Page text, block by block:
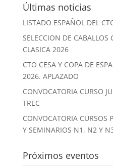
Últimas noticias
LISTADO ESPAÑOL DEL
SELECCION DE
CLASICA 2026
CTO CESA Y COPA DE
2026. APLAZADO
CONVOCATORIA CURSO
TREC
CONVOCATORIA CURSOS
Y SEMINARIOS N1, N2 Y
Próximos eventos